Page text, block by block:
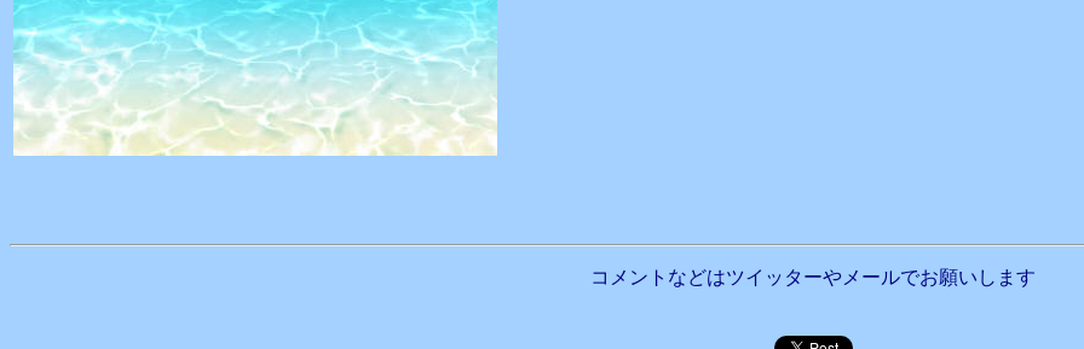
コメントなどはツイッターやメールでお願いします